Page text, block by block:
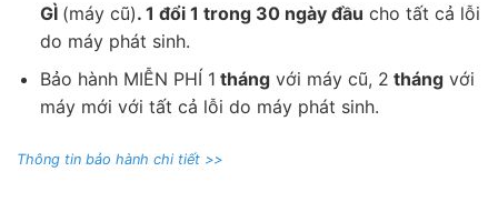
GÌ (máy cũ). 1 đổi 1 trong 30 ngày đầu cho tất cả lỗi
do máy phát sinh.
Bảo hành MIỄN PHÍ 1 thángvới máy cũ, 2 thángvới
máy mới với tất cả lỗi do máy phát sinh.
Thông tin bảo hành chi tiết >>